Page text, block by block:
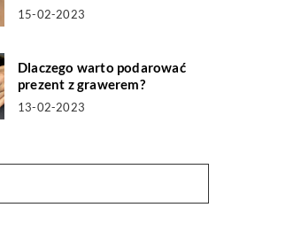
15-02-2023
Dlaczego warto podarować
prezent z grawerem?
13-02-2023